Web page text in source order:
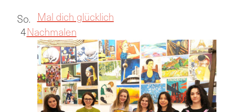
So.
4
Mal dich glücklich
Nachmalen